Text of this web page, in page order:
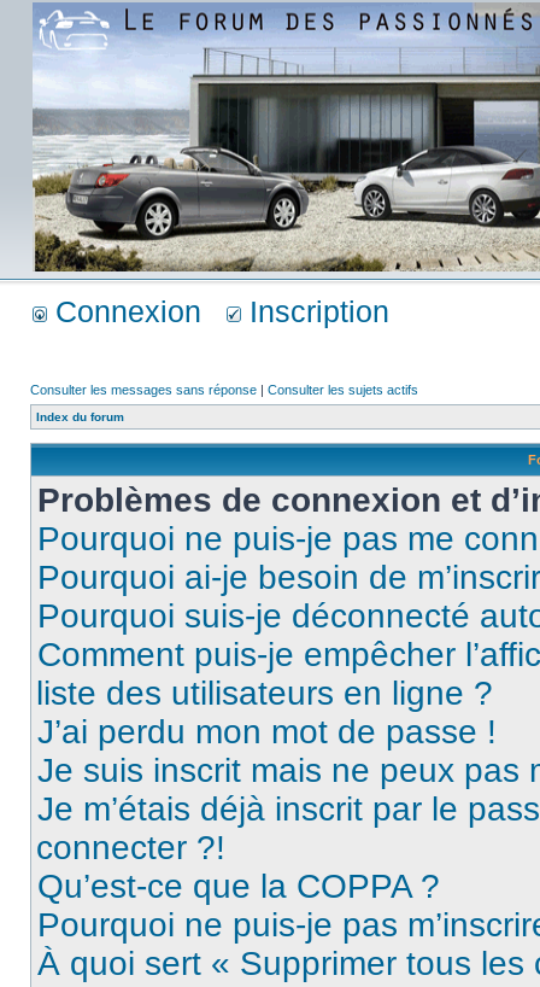
Connexion Inscription
Consulter les messages sans réponse | Consulter les sujets actifs
Index du forum
Problèmes de connexion et
Pourquoi ne puis-je pas me
Pourquoi ai-je besoin de
Pourquoi suis-je déconnecté
Comment puis-je empêcher
liste des utilisateurs en ligne ?
J’ai perdu mon mot de passe !
Je suis inscrit mais ne peux pas
Je m’étais déjà inscrit par le
connecter ?!
Qu’est-ce que la COPPA ?
Pourquoi ne puis-je pas
À quoi sert « Supprimer tous les